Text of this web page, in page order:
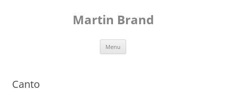
Martin Brand
Menu
Canto